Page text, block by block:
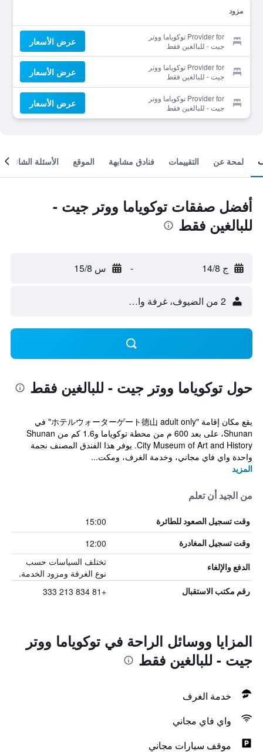
مزود
Provider for توكوياما ووتر
جيت - للبالغين فقط
عرض الأسعار
Provider for توكوياما ووتر
جيت - للبالغين فقط
عرض الأسعار
Provider for توكوياما ووتر
جيت - للبالغين فقط
عرض الأسعار
لمحة عن التقييمات فنادق مشابهة الموقع الأسئلة الشائعة
أفضل صفقات توكوياما ووتر جيت -
للبالغين فقط
ج 14/8 - س 15/8
2 من الضيوف، غرفة واحدة
حول توكوياما ووتر جيت - للبالغين فقط
يقع مكان إقامة "ホテルウォーターゲート徳山 adult only" في
Shunan، على بعد 600 م من محطة توكوياما و1.6 كم من Shunan
City Museum of Art and History. يوفر هذا الفندق المصنف نجمة
واحدة واي فاي مجاني، وخدمة الغرف، ومكت...
المزيد
من الجيد أن تعلم
وقت تسجيل الصعود للطائرة 15:00
وقت تسجيل المغادرة 12:00
الدفع والإلغاء
تختلف السياسات حسب
نوع الغرفة ومزود الخدمة.
رقم مكتب الاستقبال +81 834 213 333
المزايا ووسائل الراحة في توكوياما ووتر
جيت - للبالغين فقط
خدمة الغرف
واي فاي مجاني
موقف سيارات مجاني